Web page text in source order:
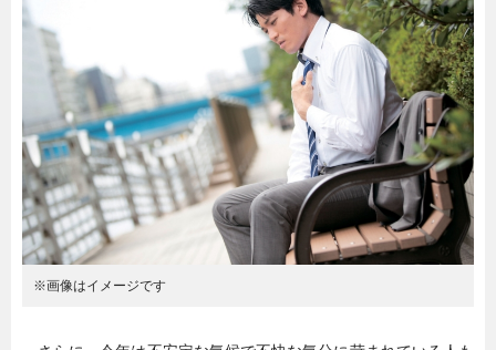
スキル
暮らし エンタメ
連載一覧
※画像はイメージです